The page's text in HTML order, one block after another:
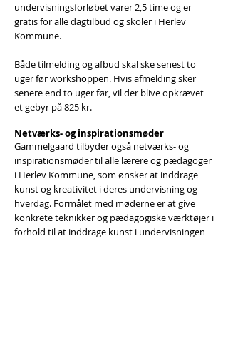
undervisningsforløbet varer 2,5 time og er
gratis for alle dagtilbud og skoler i Herlev
Kommune.
Både tilmelding og afbud skal ske senest to
uger før workshoppen. Hvis afmelding sker
senere end to uger før, vil der blive opkrævet
et gebyr på 825 kr.
Netværks- og inspirationsmøder
Gammelgaard tilbyder også netværks- og
inspirationsmøder til alle lærere og pædagoger
i Herlev Kommune, som ønsker at inddrage
kunst og kreativitet i deres undervisning og
hverdag. Formålet med møderne er at give
konkrete teknikker og pædagogiske værktøjer i
forhold til at inddrage kunst i undervisningen